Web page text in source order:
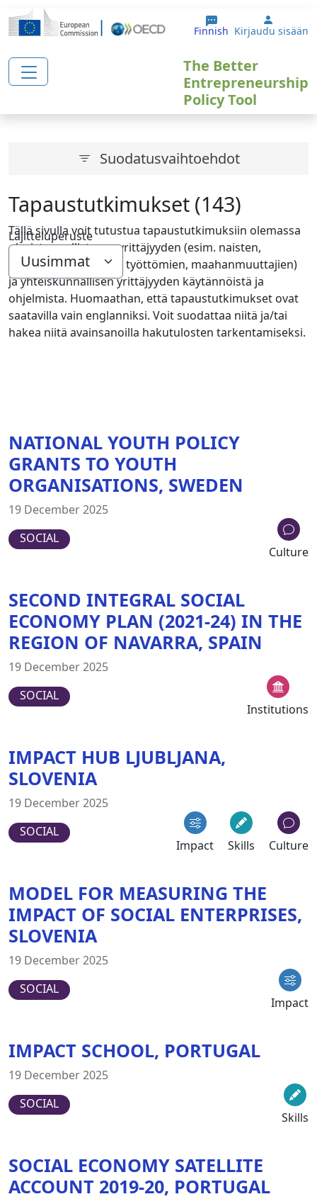
Hyppää pääsisältöön
Finnish User
Kirjaudu sisään
The Better
Entrepreneurship
Policy Tool
Suodatusvaihtoehdot
Lajitteluperuste
Tapaustutkimukset (143)
Tällä sivulla voit tutustua tapaustutkimuksiin olemassa
olevista osallistavan yrittäjyyden (esim. naisten,
nuorten, ikäihmisten, työttömien, maahanmuuttajien)
ja yhteiskunnallisen yrittäjyyden käytännöistä ja
ohjelmista. Huomaathan, että tapaustutkimukset ovat
saatavilla vain englanniksi. Voit suodattaa niitä ja/tai
hakea niitä avainsanoilla hakutulosten tarkentamiseksi.
NATIONAL YOUTH POLICY
GRANTS TO YOUTH
ORGANISATIONS, SWEDEN
19 December 2025
SOCIAL
Culture
SECOND INTEGRAL SOCIAL
ECONOMY PLAN (2021-24) IN THE
REGION OF NAVARRA, SPAIN
19 December 2025
SOCIAL
Institutions
IMPACT HUB LJUBLJANA,
SLOVENIA
19 December 2025
SOCIAL
Impact
Skills Culture
MODEL FOR MEASURING THE
IMPACT OF SOCIAL ENTERPRISES,
SLOVENIA
19 December 2025
SOCIAL
Impact
IMPACT SCHOOL, PORTUGAL
19 December 2025
SOCIAL
Skills
SOCIAL ECONOMY SATELLITE
ACCOUNT 2019-20, PORTUGAL